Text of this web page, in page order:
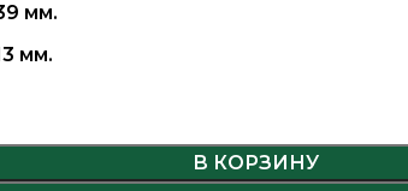
мм.
мм.
В КОРЗИНУ